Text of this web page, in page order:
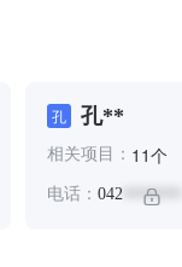
孔 孔**
相关项目： 11个
电话： 042*******